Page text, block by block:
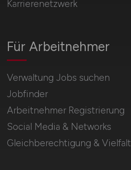
Für Arbeitnehmer
Verwaltung Jobs suchen
Jobfinder
Arbeitnehmer Registrierung
Social Media & Networks
Gleichberechtigung & Vielfalt
Karrierenetzwerk